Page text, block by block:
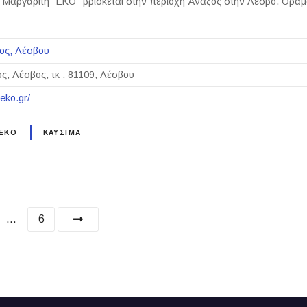
Λέσβου
Λέσβος, τκ : 81109, Λέσβου
ΚΑΥΣΙΜΑ
… 6